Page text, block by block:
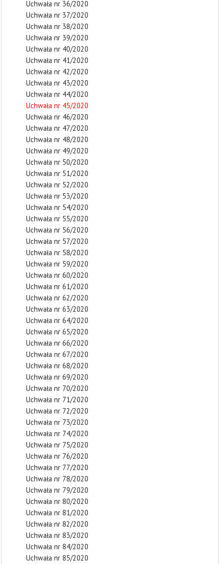
Uchwała nr 36/2020
Uchwała nr 37/2020
Uchwała nr 38/2020
Uchwała nr 39/2020
Uchwała nr 40/2020
Uchwała nr 41/2020
Uchwała nr 42/2020
Uchwała nr 43/2020
Uchwała nr 44/2020
Uchwała nr 45/2020
Uchwała nr 46/2020
Uchwała nr 47/2020
Uchwała nr 48/2020
Uchwała nr 49/2020
Uchwała nr 50/2020
Uchwała nr 51/2020
Uchwała nr 52/2020
Uchwała nr 53/2020
Uchwała nr 54/2020
Uchwała nr 55/2020
Uchwała nr 56/2020
Uchwała nr 57/2020
Uchwała nr 58/2020
Uchwała nr 59/2020
Uchwała nr 60/2020
Uchwała nr 61/2020
Uchwała nr 62/2020
Uchwała nr 63/2020
Uchwała nr 64/2020
Uchwała nr 65/2020
Uchwała nr 66/2020
Uchwała nr 67/2020
Uchwała nr 68/2020
Uchwała nr 69/2020
Uchwała nr 70/2020
Uchwała nr 71/2020
Uchwała nr 72/2020
Uchwała nr 73/2020
Uchwała nr 74/2020
Uchwała nr 75/2020
Uchwała nr 76/2020
Uchwała nr 77/2020
Uchwała nr 78/2020
Uchwała nr 79/2020
Uchwała nr 80/2020
Uchwała nr 81/2020
Uchwała nr 82/2020
Uchwała nr 83/2020
Uchwała nr 84/2020
Uchwała nr 85/2020